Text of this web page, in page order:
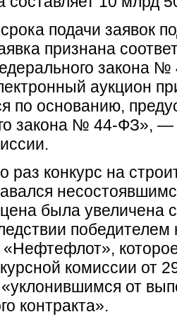
подачи заявок
признана
закона
аукцион
по основанию,
закона № 44-ФЗ», —
раз конкурс на
цена была увеличена
победителем
комиссии от
от
контракта».